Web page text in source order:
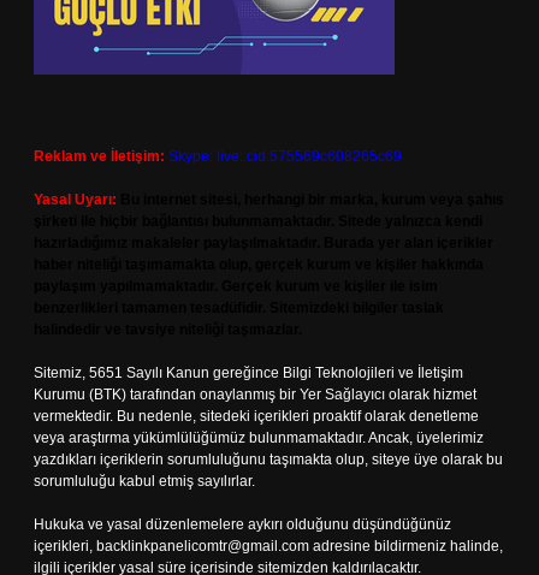
Reklam ve İletişim: Skype: live:.cid.575569c608265c69
Yasal Uyarı:
Sitemiz, 5651 Sayılı Kanun gereğince Bilgi Teknolojileri ve İletişim
Kurumu (BTK) tarafından onaylanmış bir Yer Sağlayıcı olarak hizmet
vermektedir. Bu nedenle, sitedeki içerikleri proaktif olarak denetleme
veya araştırma yükümlülüğümüz bulunmamaktadır. Ancak, üyelerimiz
yazdıkları içeriklerin sorumluluğunu taşımakta olup, siteye üye olarak bu
sorumluluğu kabul etmiş sayılırlar.
Hukuka ve yasal düzenlemelere aykırı olduğunu düşündüğünüz
içerikleri, backlinkpanelicomtr@gmail.com adresine bildirmeniz halinde,
ilgili içerikler yasal süre içerisinde sitemizden kaldırılacaktır.